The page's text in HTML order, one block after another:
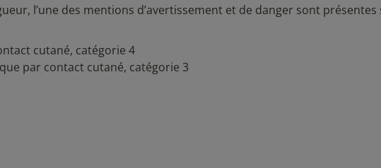
l’une des mentions d’avertissement et de danger sont présentes
cutané, catégorie 4
par contact cutané, catégorie 3